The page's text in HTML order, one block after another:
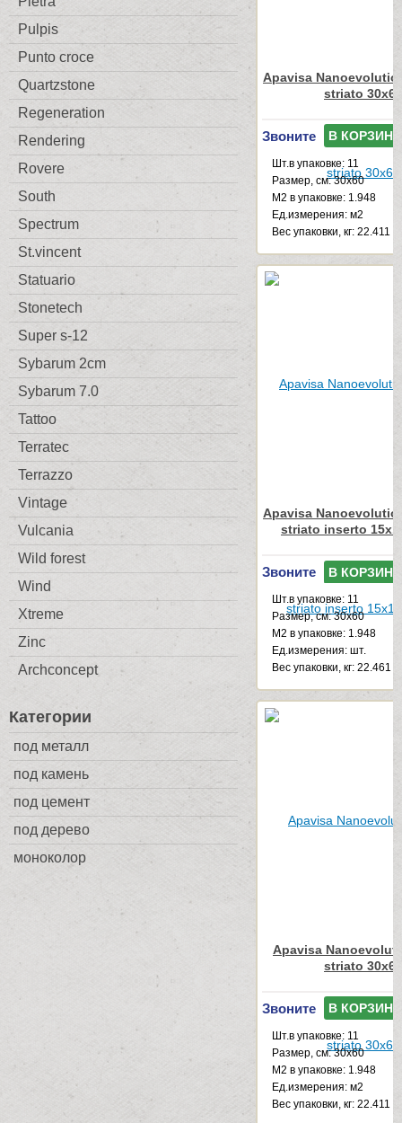
Pulpis
Punto croce
Quartzstone
Regeneration
Rendering
Rovere
South
Spectrum
St.vincent
Statuario
Stonetech
Super s-12
Sybarum 2cm
Sybarum 7.0
Tattoo
Terratec
Terrazzo
Vintage
Vulcania
Wild forest
Wind
Xtreme
Zinc
Archconcept
Категории
под металл
под камень
под цемент
под дерево
моноколор
Apavisa
striato 30x60
Звоните В КОРЗИНУ
Шт.в упаковке: 11
Размер, см: 30x60
М2 в упаковке: 1.948
Ед.измерения: м2
Веc упаковки, кг: 22.411
Apavisa
striato inserto
Звоните В КОРЗИНУ
Шт.в упаковке: 11
Размер, см: 30x60
М2 в упаковке: 1.948
Ед.измерения: шт.
Веc упаковки, кг: 22.461
Apavisa
striato 30x60
Звоните В КОРЗИНУ
Шт.в упаковке: 11
Размер, см: 30x60
М2 в упаковке: 1.948
Ед.измерения: м2
Веc упаковки, кг: 22.411